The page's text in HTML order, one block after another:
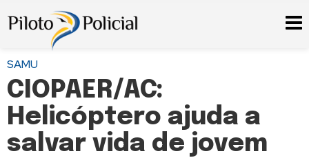
SAMU
CIOPAER/AC:
Helicóptero ajuda a
salvar vida de jovem